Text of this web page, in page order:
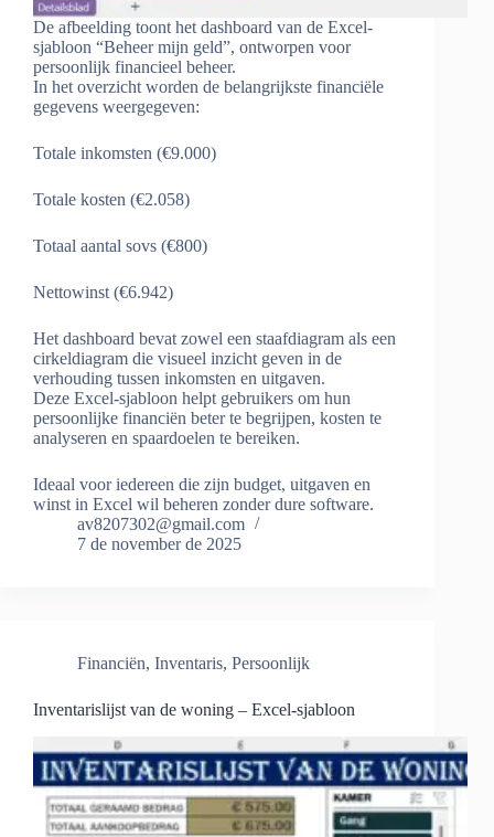
De afbeelding toont het dashboard van de Excel-
sjabloon “Beheer mijn geld”, ontworpen voor
persoonlijk financieel beheer.
In het overzicht worden de belangrijkste financiële
gegevens weergegeven:
Totale inkomsten (€9.000)
Totale kosten (€2.058)
Totaal aantal sovs (€800)
Nettowinst (€6.942)
Het dashboard bevat zowel een staafdiagram als een
cirkeldiagram die visueel inzicht geven in de
verhouding tussen inkomsten en uitgaven.
Deze Excel-sjabloon helpt gebruikers om hun
persoonlijke financiën beter te begrijpen, kosten te
analyseren en spaardoelen te bereiken.
Ideaal voor iedereen die zijn budget, uitgaven en
winst in Excel wil beheren zonder dure software.
av8207302@gmail.com
7 de november de 2025
Financiën, Inventaris, Persoonlijk
Inventarislijst van de woning – Excel-sjabloon